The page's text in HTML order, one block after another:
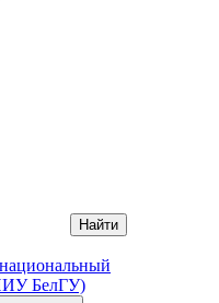
Найти